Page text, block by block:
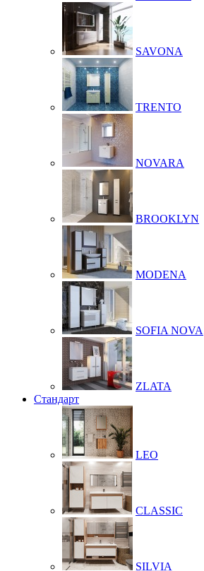
SAVONA
TRENTO
NOVARA
BROOKLYN
MODENA
SOFIA NOVA
ZLATA
Стандарт
LEO
CLASSIC
SILVIA